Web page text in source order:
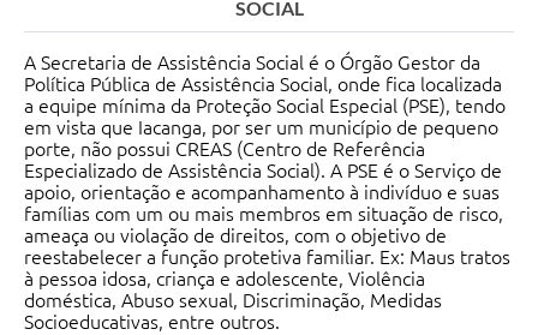
Contato
FAQ / Perguntas e Respostas Frequentes
SOCIAL
A Secretaria de Assistência Social é o Órgão Gestor da
Política Pública de Assistência Social, onde fica localizada
a equipe mínima da Proteção Social Especial (PSE), tendo
em vista que Iacanga, por ser um município de pequeno
porte, não possui CREAS (Centro de Referência
Especializado de Assistência Social). A PSE é o Serviço de
apoio, orientação e acompanhamento à indivíduo e suas
famílias com um ou mais membros em situação de risco,
ameaça ou violação de direitos, com o objetivo de
reestabelecer a função protetiva familiar. Ex: Maus tratos
à pessoa idosa, criança e adolescente, Violência
doméstica, Abuso sexual, Discriminação, Medidas
Socioeducativas, entre outros.